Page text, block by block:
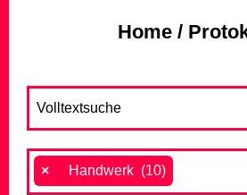
Home/
× Handwerk (10)